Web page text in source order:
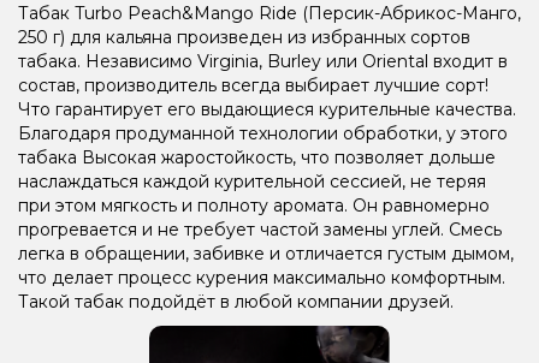
Табак Turbo Peach&Mango Ride (Персик-Абрикос-Манго,
250 г) для кальяна произведен из избранных сортов
табака. Независимо Virginia, Burley или Oriental входит в
состав, производитель всегда выбирает лучшие сорт!
Что гарантирует его выдающиеся курительные качества.
Благодаря продуманной технологии обработки, у этого
табака Высокая жаростойкость, что позволяет дольше
наслаждаться каждой курительной сессией, не теряя
при этом мягкость и полноту аромата. Он равномерно
прогревается и не требует частой замены углей. Смесь
легка в обращении, забивке и отличается густым дымом,
что делает процесс курения максимально комфортным.
Такой табак подойдёт в любой компании друзей.